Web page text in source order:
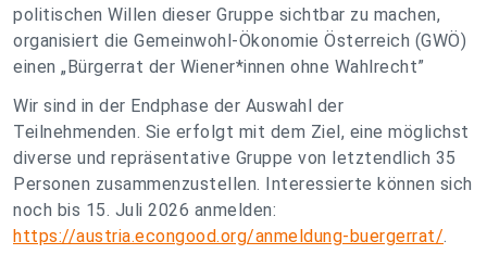
politischen Willen dieser Gruppe sichtbar zu machen,
organisiert die Gemeinwohl-Ökonomie Österreich (GWÖ)
einen „Bürgerrat der Wiener*innen ohne Wahlrecht”
Wir sind in der Endphase der Auswahl der
Teilnehmenden. Sie erfolgt mit dem Ziel, eine möglichst
diverse und repräsentative Gruppe von letztendlich 35
Personen zusammenzustellen. Interessierte können sich
noch bis 15. Juli 2026 anmelden:
https://austria.econgood.org/anmeldung-buergerrat/.